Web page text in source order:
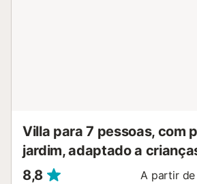
Villa para 7 pessoas, com
jardim, adaptado a
8,8
A partir de